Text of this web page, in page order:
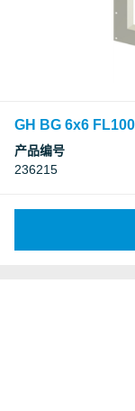
GH BG 6x6
产品编号
236215